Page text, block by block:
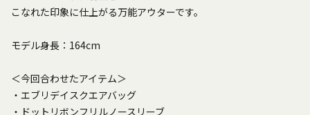
こなれた印象に仕上がる万能アウターです。
モデル身長：164cm
＜今回合わせたアイテム＞
・エブリデイスクエアバッグ
・ドットリボンフリルノースリーブ